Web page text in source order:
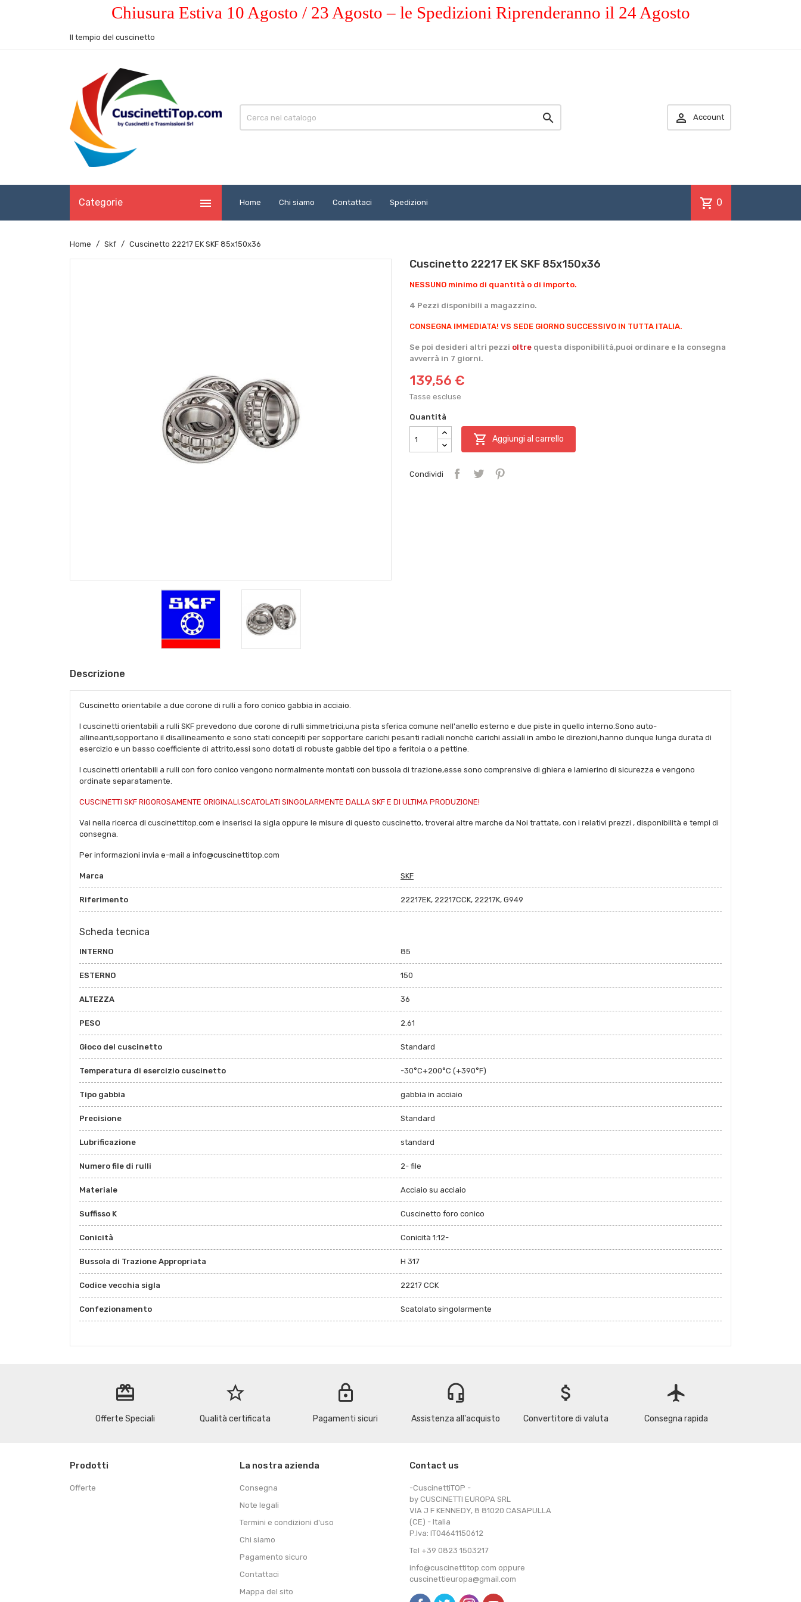
Chiusura Estiva 10 Agosto / 23 Agosto – le Spedizioni Riprenderanno il 24 Agosto
Il tempio del cuscinetto
  Account
Categorie  Home Chi siamo Contattaci Spedizioni shopping_cart 0
Home Skf Cuscinetto 22217 EK SKF 85x150x36
Cuscinetto 22217 EK SKF 85x150x36
NESSUNO minimo di quantità o di importo.
4 Pezzi disponibili a magazzino.
CONSEGNA IMMEDIATA! VS SEDE GIORNO SUCCESSIVO IN TUTTA ITALIA.
Se poi desideri altri pezzi oltre questa disponibilità,puoi ordinare e la consegna
avverrà in 7 giorni.
139,56 €
Tasse escluse
Quantità
 Aggiungi al carrello
Condividi
Descrizione
Cuscinetto orientabile a due corone di rulli a foro conico gabbia in acciaio.
I cuscinetti orientabili a rulli SKF prevedono due corone di rulli simmetrici,una pista sferica comune nell'anello esterno e due piste in quello interno.Sono auto-
allineanti,sopportano il disallineamento e sono stati concepiti per sopportare carichi pesanti radiali nonchè carichi assiali in ambo le direzioni,hanno dunque lunga durata di
esercizio e un basso coefficiente di attrito,essi sono dotati di robuste gabbie del tipo a feritoia o a pettine.
I cuscinetti orientabili a rulli con foro conico vengono normalmente montati con bussola di trazione,esse sono comprensive di ghiera e lamierino di sicurezza e vengono
ordinate separatamente.
CUSCINETTI SKF RIGOROSAMENTE ORIGINALI,SCATOLATI SINGOLARMENTE DALLA SKF E DI ULTIMA PRODUZIONE!
Vai nella ricerca di cuscinettitop.com e inserisci la sigla oppure le misure di questo cuscinetto, troverai altre marche da Noi trattate, con i relativi prezzi , disponibilità e tempi di
consegna.
Per informazioni invia e-mail a info@cuscinettitop.com
Marca SKF
Riferimento 22217EK, 22217CCK, 22217K, G949
Scheda tecnica
INTERNO 85
ESTERNO 150
ALTEZZA 36
PESO 2.61
Gioco del cuscinetto Standard
Temperatura di esercizio cuscinetto -30°C+200°C (+390°F)
Tipo gabbia gabbia in acciaio
Precisione Standard
Lubrificazione standard
Numero file di rulli 2- file
Materiale Acciaio su acciaio
Suffisso K Cuscinetto foro conico
Conicità Conicità 1:12-
Bussola di Trazione Appropriata H 317
Codice vecchia sigla 22217 CCK
Confezionamento Scatolato singolarmente
redeem
Offerte Speciali
star_border
Qualità certificata
lock
Pagamenti sicuri
headset_mic
Assistenza all'acquisto
attach_money
Convertitore di valuta
flight
Consegna rapida
Prodotti
Offerte
La nostra azienda
Consegna
Note legali
Termini e condizioni d'uso
Chi siamo
Pagamento sicuro
Contattaci
Mappa del sito
Contact us
-CuscinettiTOP -
by CUSCINETTI EUROPA SRL
VIA J F KENNEDY, 8 81020 CASAPULLA
(CE) - Italia
P.Iva: IT04641150612
Tel +39 0823 1503217
info@cuscinettitop.com oppure
cuscinettieuropa@gmail.com